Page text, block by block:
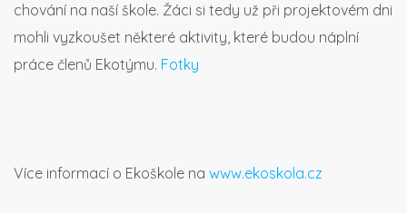
chování na naší škole. Žáci si tedy už při projektovém dni
mohli vyzkoušet některé aktivity, které budou náplní
práce členů Ekotýmu. Fotky
Více informací o Ekoškole na www.ekoskola.cz